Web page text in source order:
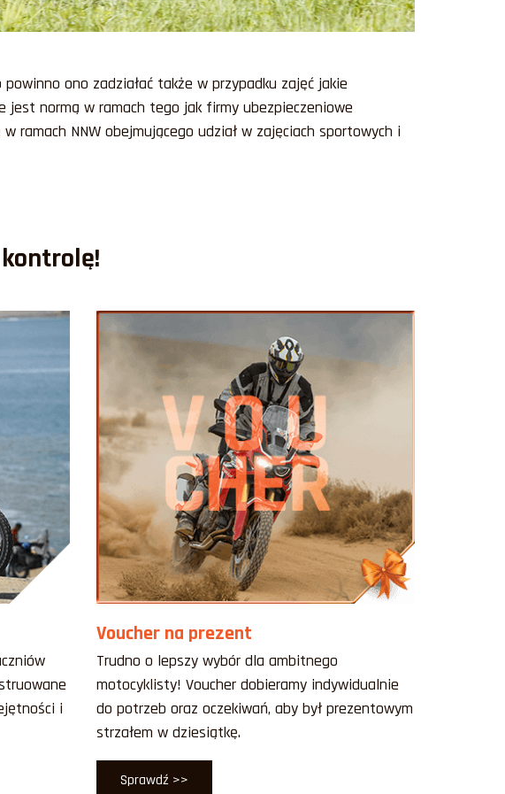
ono zadziałać także w przypadku zajęć jakie
jest normą w ramach tego jak firmy ubezpieczeniowe
ramach NNW obejmującego udział w zajęciach sportowych i
i
Voucher na prezent
Trudno o lepszy wybór dla ambitnego
motocyklisty! Voucher dobieramy indywidualnie
do potrzeb oraz oczekiwań, aby był prezentowym
strzałem w dziesiątkę.
Sprawdź >>